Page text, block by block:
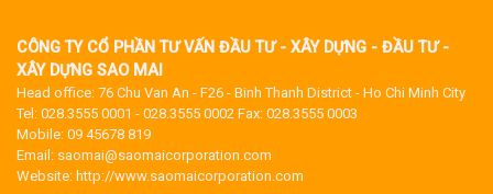
CÔNG TY CỔ PHẦN TƯ VẤN ĐẦU TƯ - XÂY DỰNG - ĐẦU TƯ -
XÂY DỰNG SAO MAI
Head office: 76 Chu Van An - F26 - Binh Thanh District - Ho Chi Minh City
Tel: 028.3555 0001 - 028.3555 0002 Fax: 028.3555 0003
Mobile: 09 45678 819
Email: saomai@saomaicorporation.com
Website: http://www.saomaicorporation.com